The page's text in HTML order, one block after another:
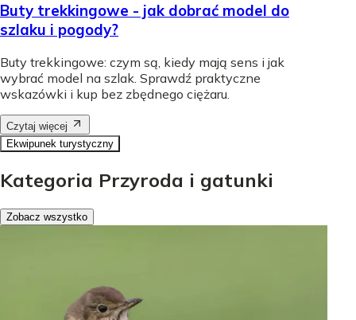
Buty trekkingowe - jak dobrać model do
szlaku i pogody?
Buty trekkingowe: czym są, kiedy mają sens i jak
wybrać model na szlak. Sprawdź praktyczne
wskazówki i kup bez zbędnego ciężaru.
Czytaj więcej
Ekwipunek turystyczny
Kategoria Przyroda i gatunki
Zobacz wszystko